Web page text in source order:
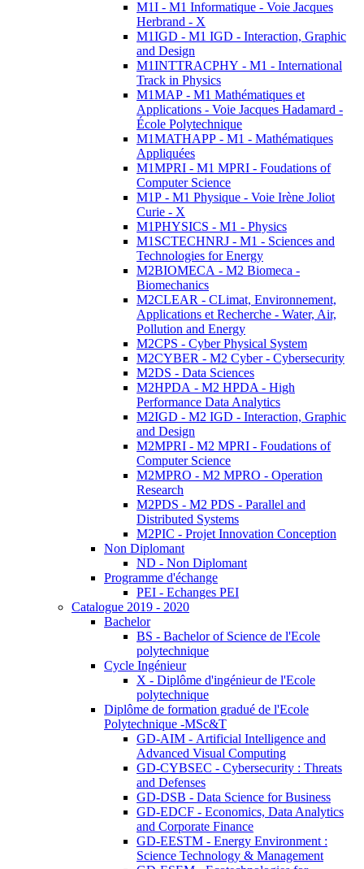
M1I - M1 Informatique - Voie Jacques
Herbrand - X
M1IGD - M1 IGD - Interaction, Graphic
and Design
M1INTTRACPHY - M1 - International
Track in Physics
M1MAP - M1 Mathématiques et
Applications - Voie Jacques Hadamard -
École Polytechnique
M1MATHAPP - M1 - Mathématiques
Appliquées
M1MPRI - M1 MPRI - Foudations of
Computer Science
M1P - M1 Physique - Voie Irène Joliot
Curie - X
M1PHYSICS - M1 - Physics
M1SCTECHNRJ - M1 - Sciences and
Technologies for Energy
M2BIOMECA - M2 Biomeca -
Biomechanics
M2CLEAR - CLimat, Environnement,
Applications et Recherche - Water, Air,
Pollution and Energy
M2CPS - Cyber Physical System
M2CYBER - M2 Cyber - Cybersecurity
M2DS - Data Sciences
M2HPDA - M2 HPDA - High
Performance Data Analytics
M2IGD - M2 IGD - Interaction, Graphic
and Design
M2MPRI - M2 MPRI - Foudations of
Computer Science
M2MPRO - M2 MPRO - Operation
Research
M2PDS - M2 PDS - Parallel and
Distributed Systems
M2PIC - Projet Innovation Conception
Non Diplomant
ND - Non Diplomant
Programme d'échange
PEI - Echanges PEI
Catalogue 2019 - 2020
Bachelor
BS - Bachelor of Science de l'Ecole
polytechnique
Cycle Ingénieur
X - Diplôme d'ingénieur de l'Ecole
polytechnique
Diplôme de formation gradué de l'Ecole
Polytechnique -MSc&T
GD-AIM - Artificial Intelligence and
Advanced Visual Computing
GD-CYBSEC - Cybersecurity : Threats
and Defenses
GD-DSB - Data Science for Business
GD-EDCF - Economics, Data Analytics
and Corporate Finance
GD-EESTM - Energy Environment :
Science Technology & Management